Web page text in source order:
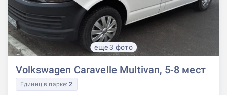
еще 3 фото
Volkswagen Caravelle Multivan, 5-8 мест
Единиц в парке:2